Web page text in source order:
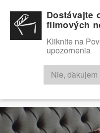
RECENZIE
Dostávajte
filmových
Kliknite na
upozornenia
Nie, ďakujem